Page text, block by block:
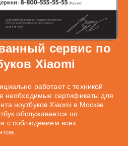
сервис по
Xiaomi
работает с техникой
необходимые сертификаты для
ноутбуков Xiaomi в Москве.
обслуживается по
с соблюдением всех